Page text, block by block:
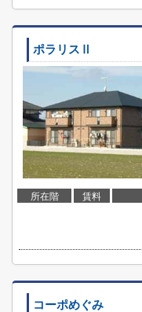
ポラリスⅡ
所在階 賃料
コーポめぐみ